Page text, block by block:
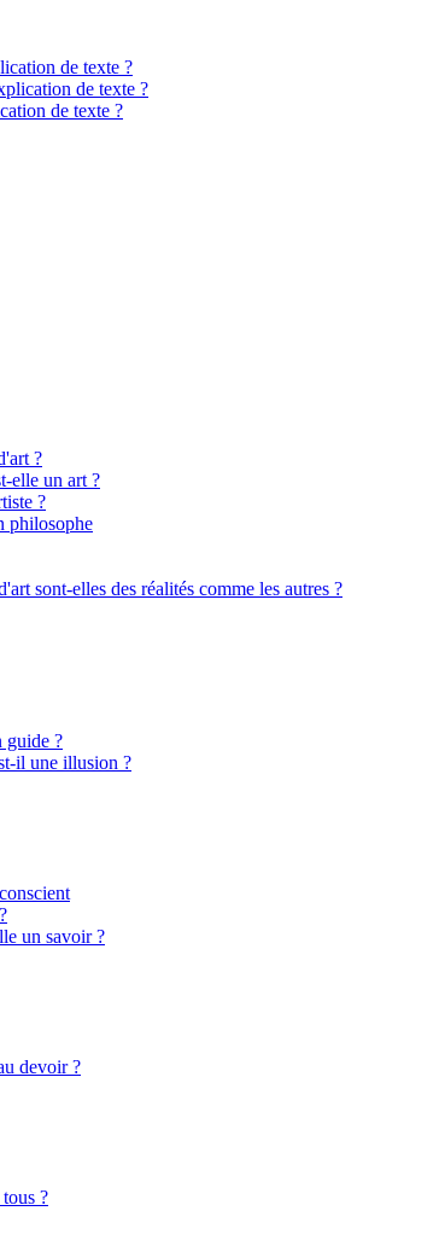
de texte ?
de texte ?
de texte ?
?
elle un art ?
?
philosophe
sont-elles des réalités comme les autres ?
guide ?
il une illusion ?
un savoir ?
devoir ?
?